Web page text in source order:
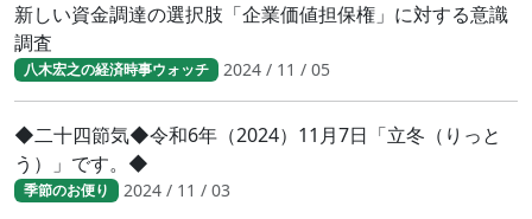
新しい資金調達の選択肢「企業価値担保権」に対する意識
調査
八木宏之の経済時事ウォッチ 2024 / 11 / 05
◆二十四節気◆令和6年（2024）11月7日「立冬（りっと
う）」です。◆
季節のお便り 2024 / 11 / 03